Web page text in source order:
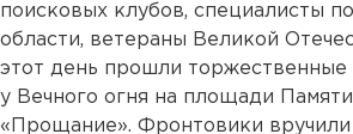
поисковых клубов, специалисты
области, ветераны Великой
этот день прошли торжественные
у Вечного огня на площади
«Прощание». Фронтовики вручили